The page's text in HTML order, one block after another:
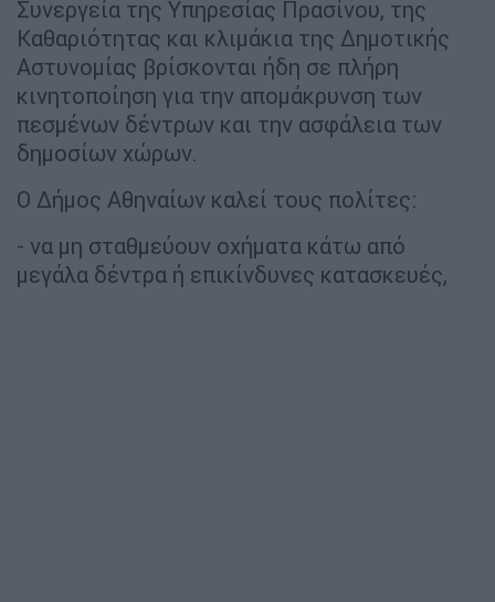
Συνεργεία της Υπηρεσίας Πρασίνου, της
Καθαριότητας και κλιμάκια της Δημοτικής
Αστυνομίας βρίσκονται ήδη σε πλήρη
κινητοποίηση για την απομάκρυνση των
πεσμένων δέντρων και την ασφάλεια των
δημοσίων χώρων.
Ο Δήμος Αθηναίων καλεί τους πολίτες:
- να μη σταθμεύουν οχήματα κάτω από
μεγάλα δέντρα ή επικίνδυνες κατασκευές,